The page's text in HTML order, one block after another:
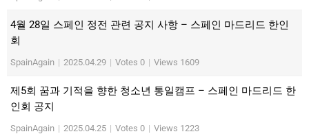
4월 28일 스페인 정전 관련 공지 사항 – 스페인 마드리드 한인
회
SpainAgain | 2025.04.29 | Votes 0 | Views 1609
제5회 꿈과 기적을 향한 청소년 통일캠프 – 스페인 마드리드 한
인회 공지
SpainAgain | 2025.04.25 | Votes 0 | Views 1223